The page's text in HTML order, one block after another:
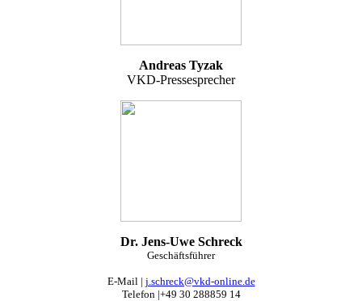
Andreas Tyzak
VKD-Pressesprecher
Dr. Jens-Uwe Schreck
Geschäftsführer
E-Mail | j.schreck@vkd-online.de
Telefon |+49 30 288859 14